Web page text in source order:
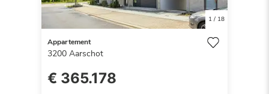
1/ 18
Appartement
3200 Aarschot
€ 365.178